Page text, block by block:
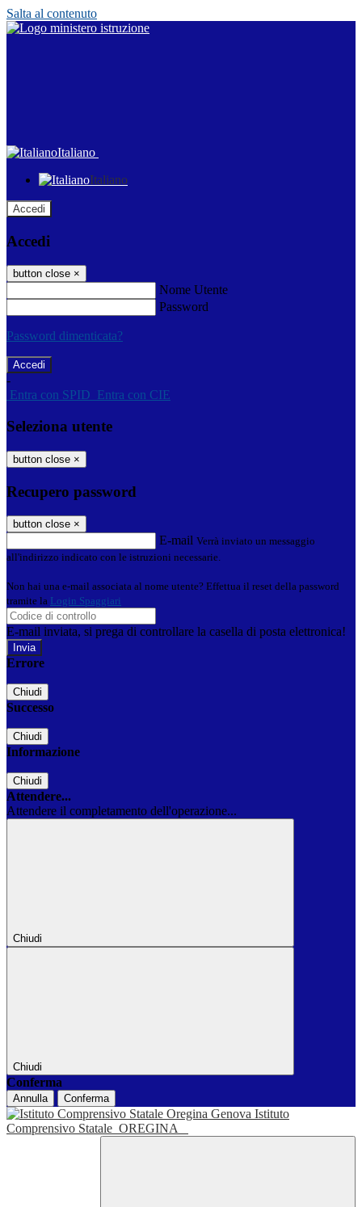
Salta al contenuto
Italiano
Italiano
Accedi
Accedi
button close ×
Nome Utente
Password
Password dimenticata?
-
Entra con SPID Entra con CIE
Seleziona utente
button close ×
Recupero password
button close ×
E-mail Verrà inviato un messaggio
all'indirizzo indicato con le istruzioni necessarie.
Non hai una e-mail associata al nome utente? Effettua il reset della password
tramite la Login Spaggiari
E-mail inviata, si prega di controllare la casella di posta elettronica!
Errore
Chiudi
Successo
Chiudi
Informazione
Chiudi
Attendere...
Attendere il completamento dell'operazione...
Chiudi
Chiudi
Conferma
Annulla Conferma
Istituto
Comprensivo Statale OREGINA